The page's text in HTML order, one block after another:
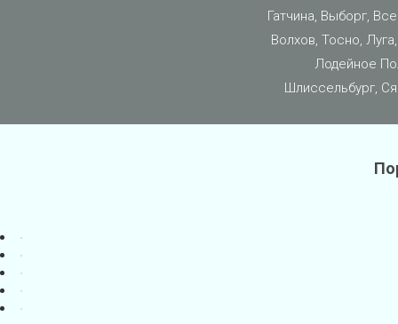
Гатчина, Выборг,
Волхов, Тосно,
Лодейное
Шлиссельбург,